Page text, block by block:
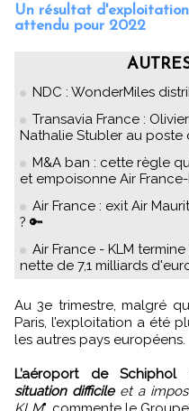
Un résultat
attendu pour 2022
NDC : WonderMiles
Transavia France :
Nathalie Stubler au poste
M&A ban : cette règle
et empoisonne Air France-
Air France : exit Air
? 🔑
Air France - KLM
nette de 7,1 milliards
Au 3e trimestre, malgré quelques perturbations isolées à
Paris, l’exploitation a été
les autres pays européens.
L’aéroport de Schiphol
situation difficileet a